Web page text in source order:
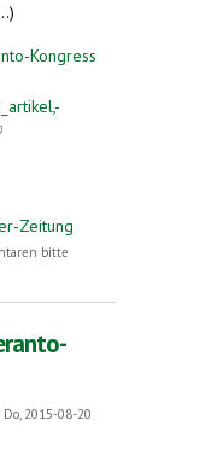
Kongress
is external)
Zeitung
bitte
2015-08-20